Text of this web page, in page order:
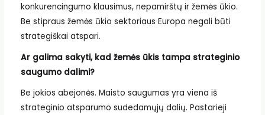
konkurencingumo klausimus, nepamirštų ir žemės ūkio.
Be stipraus žemės ūkio sektoriaus Europa negali būti
strategiškai atspari.
Ar galima sakyti, kad žemės ūkis tampa strateginio
saugumo dalimi?
Be jokios abejonės. Maisto saugumas yra viena iš
strateginio atsparumo sudedamųjų dalių. Pastarieji